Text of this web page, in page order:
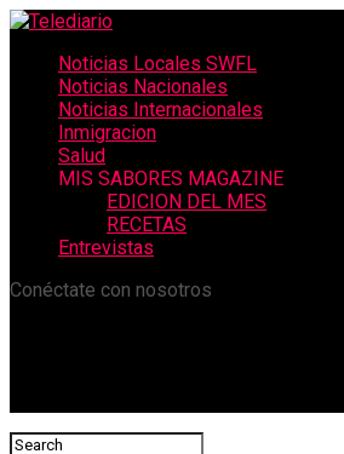
Noticias Locales SWFL
Noticias Nacionales
Noticias Internacionales
Inmigracion
Salud
MIS SABORES MAGAZINE
EDICION DEL MES
RECETAS
Entrevistas
Conéctate con nosotros